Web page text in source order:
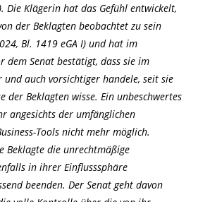
Die Klägerin hat das Gefühl entwickelt,
der Beklagten beobachtet zu sein
Bl. 1419 eGA I) und hat im
dem Senat bestätigt, dass sie im
auch vorsichtiger handele, seit sie
der Beklagten wisse. Ein unbeschwertes
angesichts der umfänglichen
Tools nicht mehr möglich.
Beklagte die unrechtmäßige
in ihrer Einflusssphäre
beenden. Der Senat geht davon